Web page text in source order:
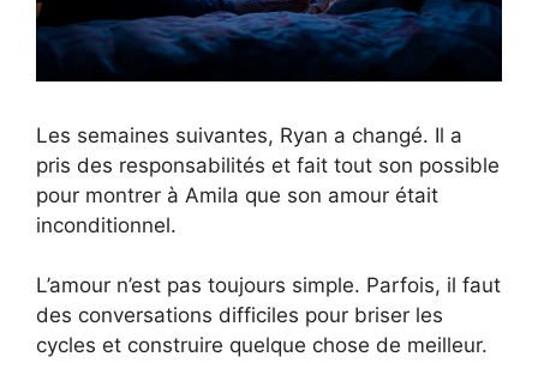
Les semaines suivantes, Ryan a changé. Il a
pris des responsabilités et fait tout son possible
pour montrer à Amila que son amour était
inconditionnel.
L’amour n’est pas toujours simple. Parfois, il faut
des conversations difficiles pour briser les
cycles et construire quelque chose de meilleur.